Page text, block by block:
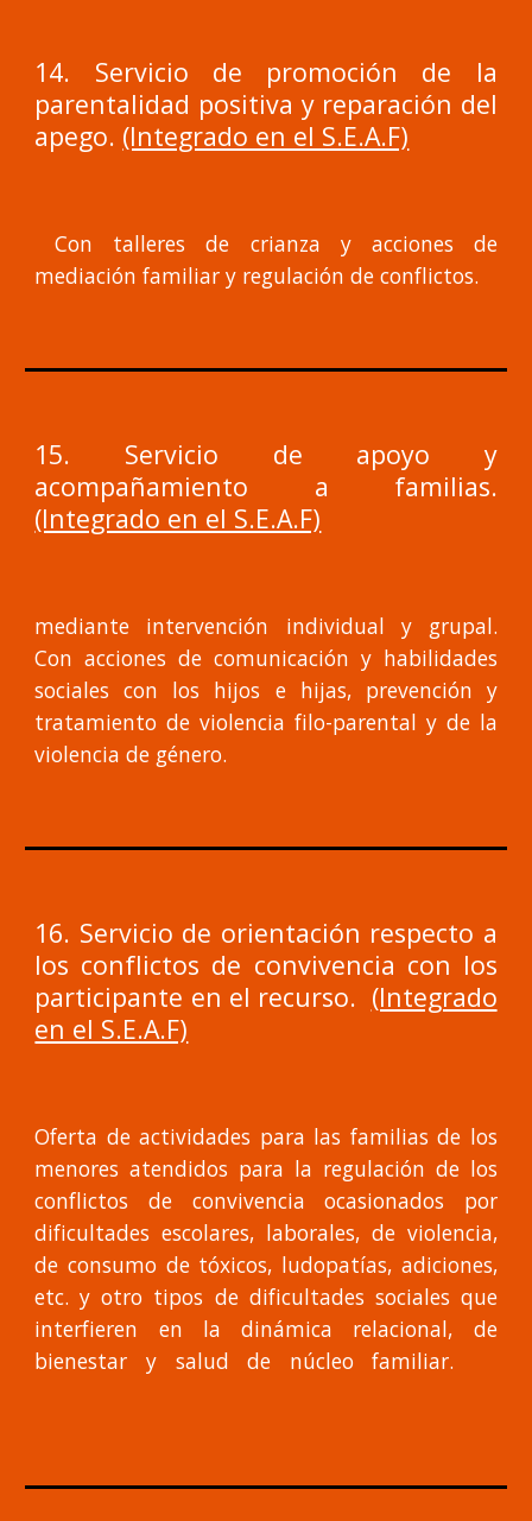
14. Servicio de promoción de la
parentalidad positiva y reparación del
apego. (Integrado en el S.E.A.F)
Con talleres de crianza y acciones de
mediación familiar y regulación de conflictos.
15. Servicio de apoyo y
acompañamiento a familias.
(Integrado en el S.E.A.F)
mediante intervención individual y grupal.
Con acciones de comunicación y habilidades
sociales con los hijos e hijas, prevención y
tratamiento de violencia filo-parental y de la
violencia de género.
16. Servicio de orientación respecto a
los conflictos de convivencia con los
participante en el recurso. (Integrado
en el S.E.A.F)
Oferta de actividades para las familias de los
menores atendidos para la regulación de los
conflictos de convivencia ocasionados por
dificultades escolares, laborales, de violencia,
de consumo de tóxicos, ludopatías, adiciones,
etc. y otro tipos de dificultades sociales que
interfieren en la dinámica relacional, de
bienestar y salud de núcleo familiar.